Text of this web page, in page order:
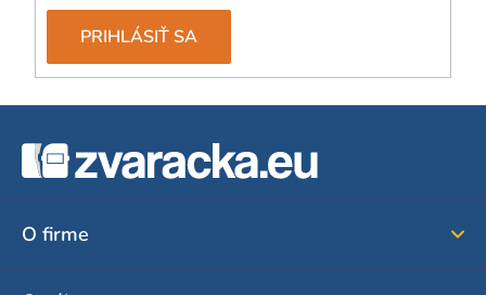
PRIHLÁSIŤ SA
O firme